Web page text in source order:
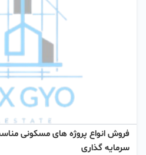
فروش انواع پروژه های مسکونی
سرمایه گذاری